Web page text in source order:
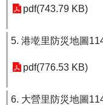
pdf(743.79 KB)
5. 港墘里防災地圖
pdf(776.53 KB)
6. 大營里防災地圖